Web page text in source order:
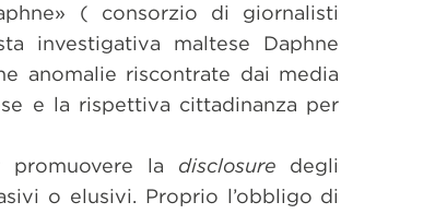
( consorzio di giornalisti
investigativa maltese Daphne
anomalie riscontrate dai media
e la rispettiva cittadinanza per
la disclosure degli
o elusivi. Proprio l’obbligo di